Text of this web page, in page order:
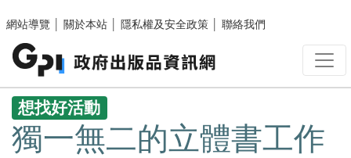
網站導覽
關於本站 隱私權及安全政策 聯絡我們
:::
想找好活動
獨一無二的立體書工作